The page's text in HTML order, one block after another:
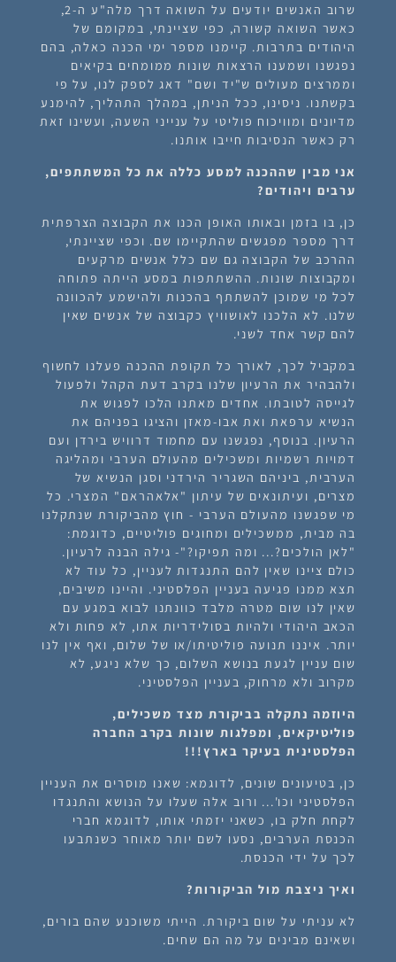
שרוב האנשים יודעים על השואה דרך מלה"ע ה-2,
כאשר השואה קשורה, כפי שציינתי, במקומם של
היהודים בתרבות. קיימנו מספר ימי הכנה כאלה, בהם
נפגשנו ושמענו הרצאות שונות ממומחים בקיאים
וממרצים מעולים ש"יד ושם" דאג לספק לנו, על פי
בקשתנו. ניסינו, ככל הניתן, במהלך התהליך, להימנע
מדיונים ומוויכוח פוליטי על ענייני השעה, ועשינו זאת
רק כאשר הנסיבות חייבו אותנו.
אני מבין שההכנה למסע כללה את כל המשתתפים,
ערבים ויהודים?
כן, בו בזמן ובאותו האופן הכנו את הקבוצה הצרפתית
דרך מספר מפגשים שהתקיימו שם. וכפי שציינתי,
ההרכב של הקבוצה גם שם כלל אנשים מרקעים
ומקבוצות שונות. ההשתתפות במסע הייתה פתוחה
לכל מי שמוכן להשתתף בהכנות ולהישמע להכוונה
שלנו. לא הלכנו לאושוויץ כקבוצה של אנשים שאין
להם קשר אחד לשני.
במקביל לכך, לאורך כל תקופת ההכנה פעלנו לחשוף
ולהבהיר את הרעיון שלנו בקרב דעת הקהל ולפעול
לגייסה לטובתו. אחדים מאתנו הלכו לפגוש את
הנשיא ערפאת ואת אבו-מאזן והציגו בפניהם את
הרעיון. בנוסף, נפגשנו עם מחמוד דרוויש בירדן ועם
דמויות רשמיות ומשכילים מהעולם הערבי ומהליגה
הערבית, ביניהם השגריר הירדני וסגן הנשיא של
מצרים, ועיתונאים של עיתון "אלאהראם" המצרי. כל
מי שפגשנו מהעולם הערבי - חוץ מהביקורת שנתקלנו
בה מבית, ממשכילים ומחוגים פוליטיים, כדוגמת:
"לאן הולכים?... ומה תפיקו?"- גילה הבנה לרעיון.
כולם ציינו שאין להם התנגדות לעניין, כל עוד לא
תצא ממנו פגיעה בעניין הפלסטיני. והיינו משיבים,
שאין לנו שום מטרה מלבד כוונתנו לבוא במגע עם
הכאב היהודי ולהיות בסולידריות אתו, לא פחות ולא
יותר. איננו תנועה פוליטיתו/או של שלום, ואף אין לנו
שום עניין לגעת בנושא השלום, כך שלא ניגע, לא
מקרוב ולא מרחוק, בעניין הפלסטיני.
היוזמה נתקלה בביקורת מצד משכילים,
פוליטיקאים, ומפלגות שונות בקרב החברה
הפלסטינית בעיקר בארץ!!!
כן, בטיעונים שונים, לדוגמא: שאנו מוסרים את העניין
הפלסטיני וכו'... ורוב אלה שעלו על הנושא והתנגדו
לקחת חלק בו, כשאני יזמתי אותו, לדוגמא חברי
הכנסת הערבים, נסעו לשם יותר מאוחר כשנתבעו
לכך על ידי הכנסת.
ואיך ניצבת מול הביקורות?
לא עניתי על שום ביקורת. הייתי משוכנע שהם בורים,
ושאינם מבינים על מה הם שחים.